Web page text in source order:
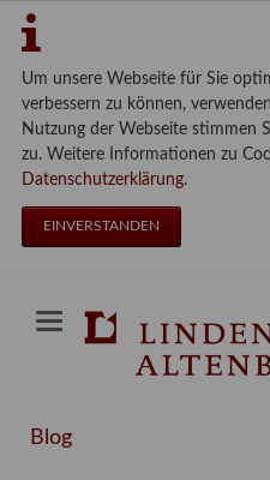
Um unsere Webseite für Sie
verbessern zu können,
Nutzung der Webseite stimmen
zu. Weitere Informationen zu
Datenschutzerklärung.
EINVERSTANDEN
Blog